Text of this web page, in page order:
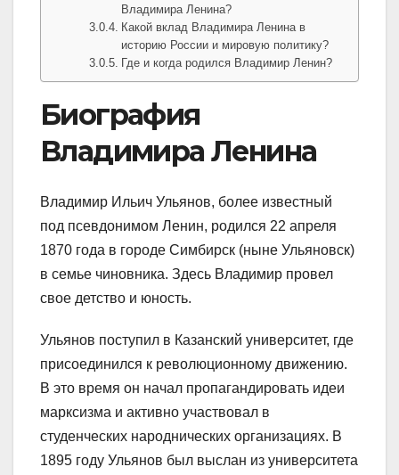
Владимира Ленина?
Какой вклад Владимира Ленина в
историю России и мировую политику?
Где и когда родился Владимир Ленин?
Биография
Владимира Ленина
Владимир Ильич Ульянов, более известный
под псевдонимом Ленин, родился 22 апреля
1870 года в городе Симбирск (ныне Ульяновск)
в семье чиновника. Здесь Владимир провел
свое детство и юность.
Ульянов поступил в Казанский университет, где
присоединился к революционному движению.
В это время он начал пропагандировать идеи
марксизма и активно участвовал в
студенческих народнических организациях. В
1895 году Ульянов был выслан из университета